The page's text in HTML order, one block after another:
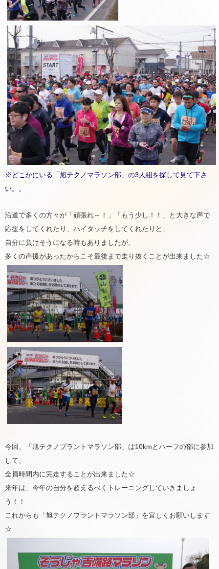
※どこかにいる「旭テクノマラソン部」の3人組を探して見て下さ
い。。
沿道で多くの方々が「頑張れ～！」「もう少し！！」と大きな声で
応援をしてくれたり、ハイタッチをしてくれたりと、
自分に負けそうになる時もありましたが、
多くの声援があったからこそ最後まで走り抜くことが出来ました☆
今回、「旭テクノプラントマラソン部」は10kmとハーフの部に参加
して、
全員時間内に完走することが出来ました☆
来年は、今年の自分を超えるべくトレーニングしていきましょ
う！！
これからも「旭テクノプラントマラソン部」を宜しくお願いします
☆